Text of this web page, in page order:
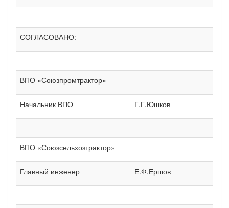
СОГЛАСОВАНО:
ВПО «Союзпромтрактор»
Начальник ВПО Г.Г.Юшков
ВПО «Союзсельхозтрактор»
Главный инженер Е.Ф.Ершов